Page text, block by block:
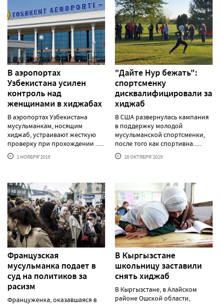
В аэропортах
Узбекистана усилен
контроль над
женщинами в хиджабах
В аэропортах Узбекистана
мусульманкам, носящим
хиджаб, устраивают жесткую
проверку при прохождении ......
1 НОЯБРЯ'2019
"Дайте Нур бежать":
спортсменку
дисквалифицировали за
хиджаб
В США развернулась кампания
в поддержку молодой
мусульманской спортсменки,
после того как спортивна......
28 ОКТЯБРЯ'2019
Французская
мусульманка подает в
суд на политиков за
расизм
Француженка, оказавшаяся в
В Кыргызстане
школьницу заставили
снять хиджаб
В Кыргызстане, в Алайском
районе Ошской области,